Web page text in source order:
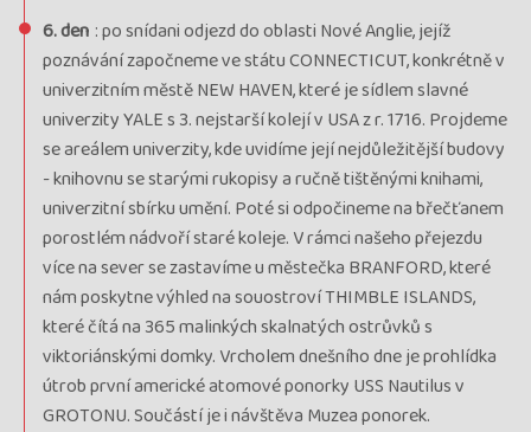
6. den : po snídani odjezd do oblasti Nové Anglie, jejíž
poznávání započneme ve státu CONNECTICUT, konkrétně v
univerzitním městě NEW HAVEN, které je sídlem slavné
univerzity YALE s 3. nejstarší kolejí v USA z r. 1716. Projdeme
se areálem univerzity, kde uvidíme její nejdůležitější budovy
- knihovnu se starými rukopisy a ručně tištěnými knihami,
univerzitní sbírku umění. Poté si odpočineme na břečťanem
porostlém nádvoří staré koleje. V rámci našeho přejezdu
více na sever se zastavíme u městečka BRANFORD, které
nám poskytne výhled na souostroví THIMBLE ISLANDS,
které čítá na 365 malinkých skalnatých ostrůvků s
viktoriánskými domky. Vrcholem dnešního dne je prohlídka
útrob první americké atomové ponorky USS Nautilus v
GROTONU. Součástí je i návštěva Muzea ponorek.